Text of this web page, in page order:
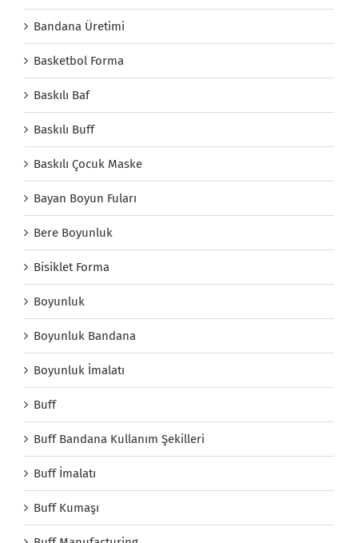
Bandana Üretimi
Basketbol Forma
Baskılı Baf
Baskılı Buff
Baskılı Çocuk Maske
Bayan Boyun Fuları
Bere Boyunluk
Bisiklet Forma
Boyunluk
Boyunluk Bandana
Boyunluk İmalatı
Buff
Buff Bandana Kullanım Şekilleri
Buff İmalatı
Buff Kumaşı